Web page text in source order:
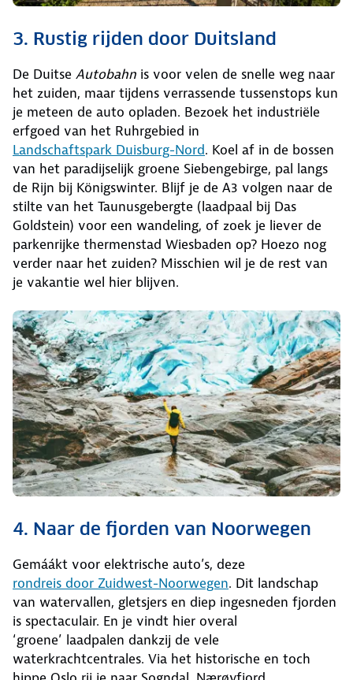
3. Rustig rijden door Duitsland
De Duitse Autobahn is voor velen de snelle weg naar
het zuiden, maar tijdens verrassende tussenstops kun
je meteen de auto opladen. Bezoek het industriële
erfgoed van het Ruhrgebied in
Landschaftspark Duisburg-Nord. Koel af in de bossen
van het paradijselijk groene Siebengebirge, pal langs
de Rijn bij Königswinter. Blijf je de A3 volgen naar de
stilte van het Taunusgebergte (laadpaal bij Das
Goldstein) voor een wandeling, of zoek je liever de
parkenrijke thermenstad Wiesbaden op? Hoezo nog
verder naar het zuiden? Misschien wil je de rest van
je vakantie wel hier blijven.
4. Naar de fjorden van Noorwegen
Gemáákt voor elektrische auto’s, deze
rondreis door Zuidwest-Noorwegen. Dit landschap
van watervallen, gletsjers en diep ingesneden fjorden
is spectaculair. En je vindt hier overal
‘groene’ laadpalen dankzij de vele
waterkrachtcentrales. Via het historische en toch